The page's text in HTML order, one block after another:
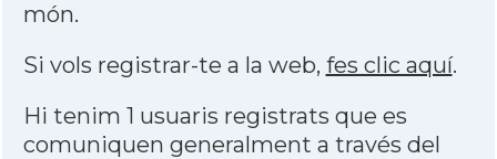
món.
Si vols registrar-te a la web, fes clic aquí.
Hi tenim 1 usuaris registrats que es
comuniquen generalment a través del